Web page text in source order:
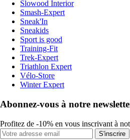
Slowood Interior
Smash-Expert
Sneak'In
Sneakids
Sport is good
Training-Fit
Trek-Expert
Triathlon Expert
Vélo-Store
Winter Expert
Abonnez-vous à notre
Profitez de -10% en vous inscrivant à
S'inscrire